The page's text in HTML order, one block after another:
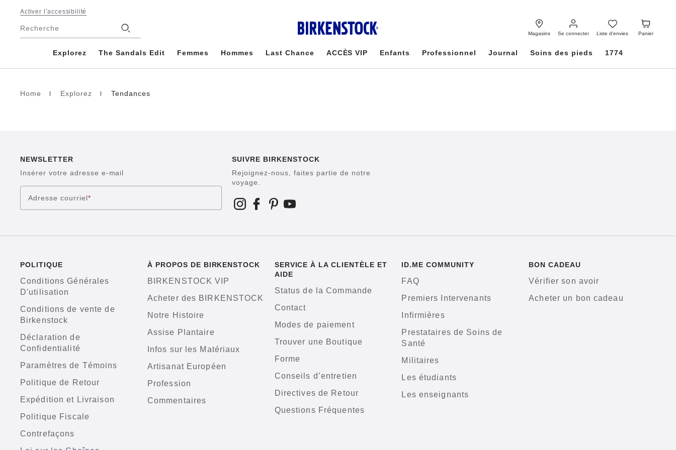
Activer l’accessibilité
Recherche
Magasins Se connecter
connecter
Liste d’envies
Liste
d’envies
Panier
Panier
Explorez The Sandals Edit Femmes Hommes Last Chance ACCÈS VIP Enfants Professionnel Journal Soins des pieds 1774
Page d’accueil
Home Explorez Tendances
NEWSLETTER
Insérer votre adresse e-mail
Adresse courriel*
SUIVRE BIRKENSTOCK
Rejoignez-nous, faites partie de notre
voyage.
POLITIQUE
Conditions Générales
D'utilisation
Conditions de vente de
Birkenstock
Déclaration de
Confidentialité
Paramètres de Témoins
Politique de Retour
Expédition et Livraison
Politique Fiscale
Contrefaçons
À PROPOS DE BIRKENSTOCK
BIRKENSTOCK VIP
Acheter des BIRKENSTOCK
Notre Histoire
Assise Plantaire
Infos sur les Matériaux
Artisanat Européen
Profession
Commentaires
SERVICE À LA CLIENTÈLE ET
AIDE
Status de la Commande
Contact
Modes de paiement
Trouver une Boutique
Forme
Conseils d’entretien
Directives de Retour
Questions Fréquentes
ID.ME COMMUNITY
FAQ
Premiers Intervenants
Infirmières
Prestataires de Soins de
Santé
Militaires
Les étudiants
Les enseignants
BON CADEAU
Vérifier son avoir
Acheter un bon cadeau